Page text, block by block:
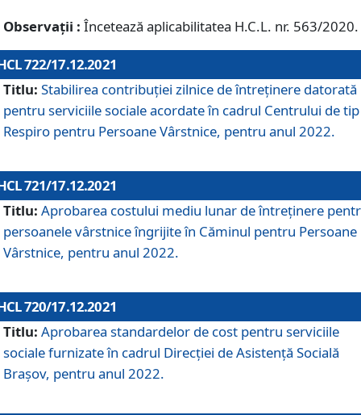
Observații : Încetează aplicabilitatea H.C.L. nr. 563/2020.
722/17.12.2021
Titlu: Stabilirea contribuţiei zilnice de întreținere datorată
pentru serviciile sociale acordate în cadrul Centrului de tip
Respiro pentru Persoane Vârstnice, pentru anul 2022.
721/17.12.2021
Titlu: Aprobarea costului mediu lunar de întreţinere
persoanele vârstnice îngrijite în Căminul pentru Persoane
Vârstnice, pentru anul 2022.
720/17.12.2021
Titlu: Aprobarea standardelor de cost pentru serviciile
sociale furnizate în cadrul Direcției de Asistență Socială
Brașov, pentru anul 2022.